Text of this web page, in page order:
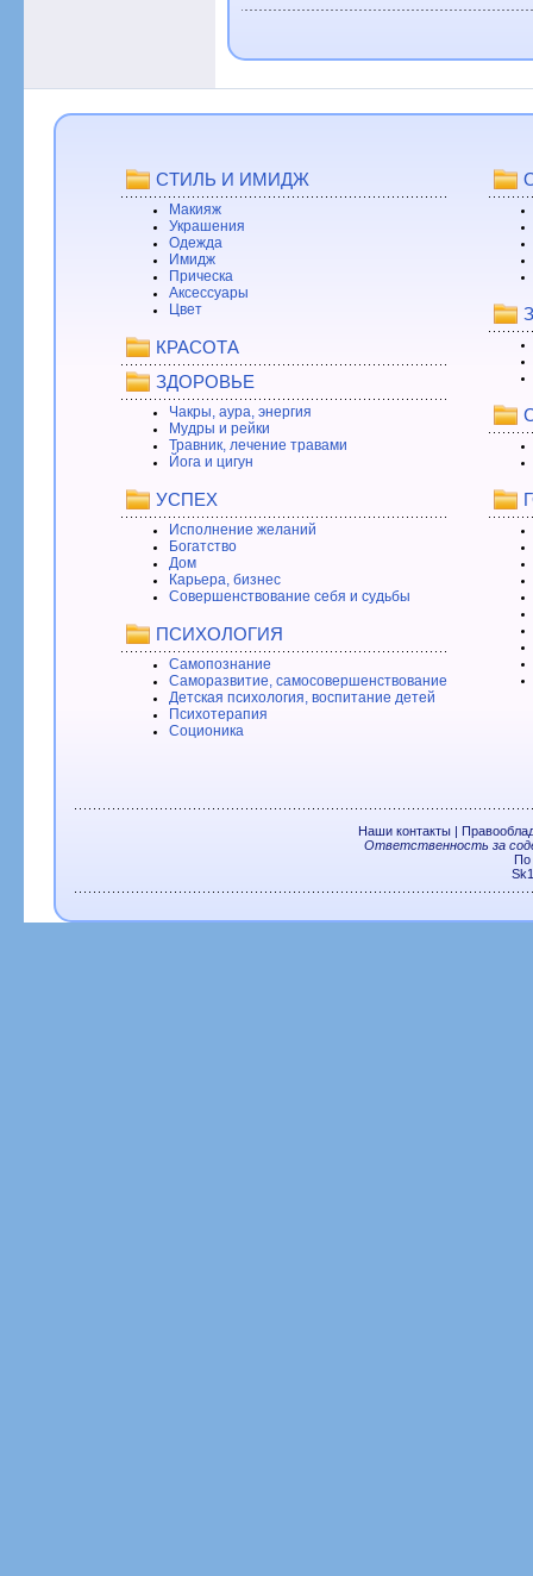
СТИЛЬ И ИМИДЖ
Макияж
Украшения
Одежда
Имидж
Прическа
Аксессуары
Цвет
КРАСОТА
ЗДОРОВЬЕ
Чакры, аура, энергия
Мудры и рейки
Травник, лечение травами
Йога и цигун
УСПЕХ
Исполнение желаний
Богатство
Дом
Карьера, бизнес
Совершенствование себя и судьбы
ПСИХОЛОГИЯ
Самопознание
Саморазвитие, самосовершенствование
Детская психология, воспитание детей
Психотерапия
Соционика
Наши контакты|
Ответственность за
По